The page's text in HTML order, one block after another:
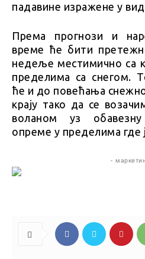
падавине изражене у
Према прогнози и
време ће бити
недеље местимично са
пределима са снегом.
ће и до повећања
крају тако да се
воланом уз
опреме у пределима где
-